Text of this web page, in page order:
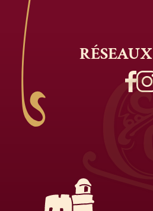
RÉSEAUX